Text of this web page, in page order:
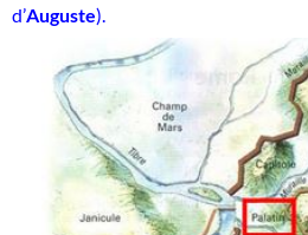
d’Auguste).